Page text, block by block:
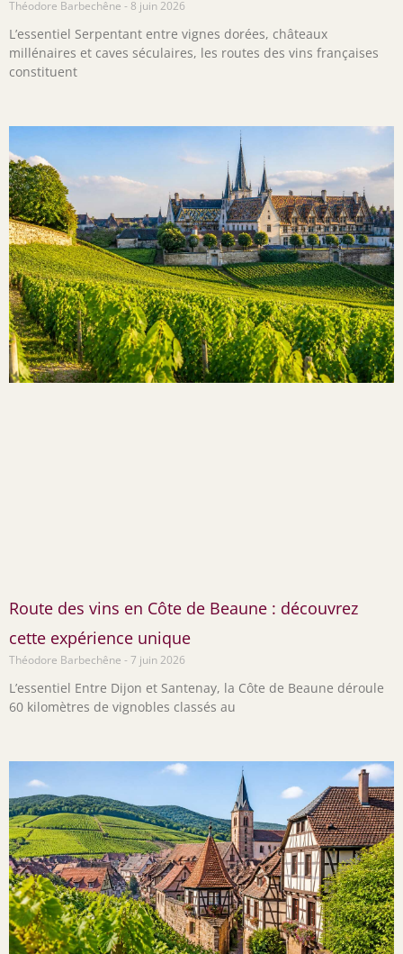
Théodore Barbechêne 8 juin 2026
L’essentiel Serpentant entre vignes dorées, châteaux
millénaires et caves séculaires, les routes des vins françaises
constituent
Route des vins en Côte de Beaune : découvrez
cette expérience unique
Théodore Barbechêne 7 juin 2026
L’essentiel Entre Dijon et Santenay, la Côte de Beaune déroule
60 kilomètres de vignobles classés au